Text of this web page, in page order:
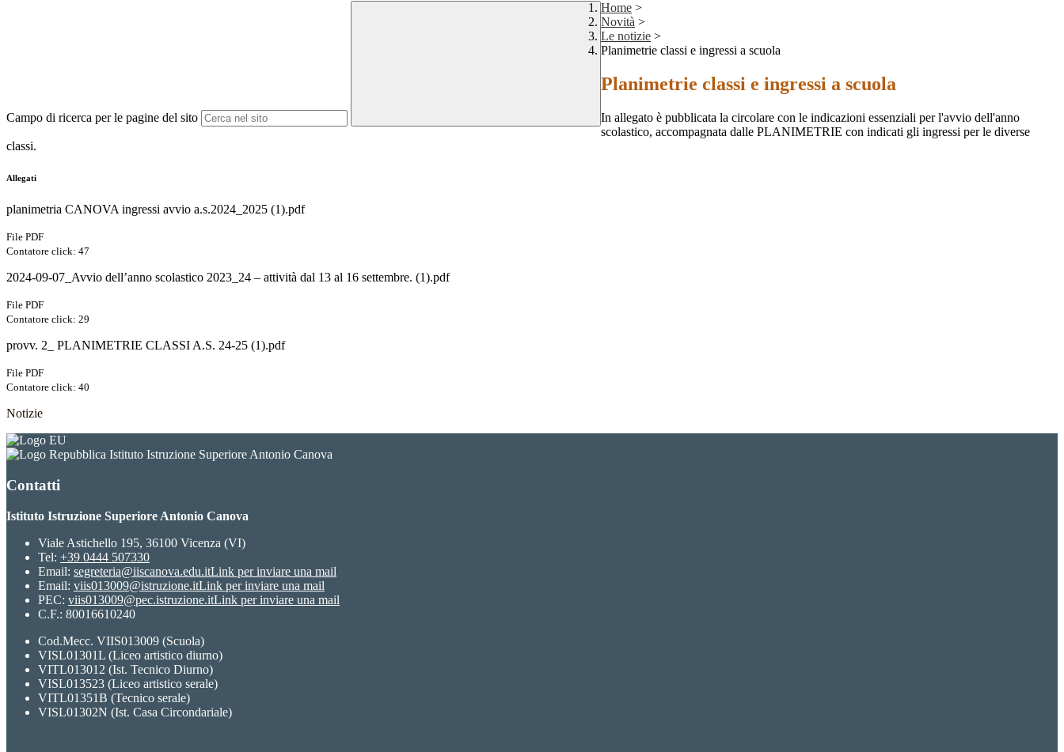
Campo di ricerca per le pagine del sito
Home >
Novità >
Le notizie >
Planimetrie classi e ingressi a scuola
Planimetrie classi e ingressi a scuola
In allegato è pubblicata la circolare con le indicazioni essenziali per l'avvio dell'anno
scolastico, accompagnata dalle PLANIMETRIE con indicati gli ingressi per le diverse
classi.
Allegati
planimetria CANOVA ingressi avvio a.s.2024_2025 (1).pdf
File PDF
Contatore click: 47
2024-09-07_Avvio dell’anno scolastico 2023_24 – attività dal 13 al 16 settembre. (1).pdf
File PDF
Contatore click: 29
provv. 2_ PLANIMETRIE CLASSI A.S. 24-25 (1).pdf
File PDF
Contatore click: 40
Notizie
Istituto Istruzione Superiore Antonio Canova
Contatti
Istituto Istruzione Superiore Antonio Canova
Viale Astichello 195, 36100 Vicenza (VI)
Tel: +39 0444 507330
Email: segreteria@iiscanova.edu.itLink per inviare una mail
Email: viis013009@istruzione.itLink per inviare una mail
PEC: viis013009@pec.istruzione.itLink per inviare una mail
C.F.: 80016610240
Cod.Mecc. VIIS013009 (Scuola)
VISL01301L (Liceo artistico diurno)
VITL013012 (Ist. Tecnico Diurno)
VISL013523 (Liceo artistico serale)
VITL01351B (Tecnico serale)
VISL01302N (Ist. Casa Circondariale)